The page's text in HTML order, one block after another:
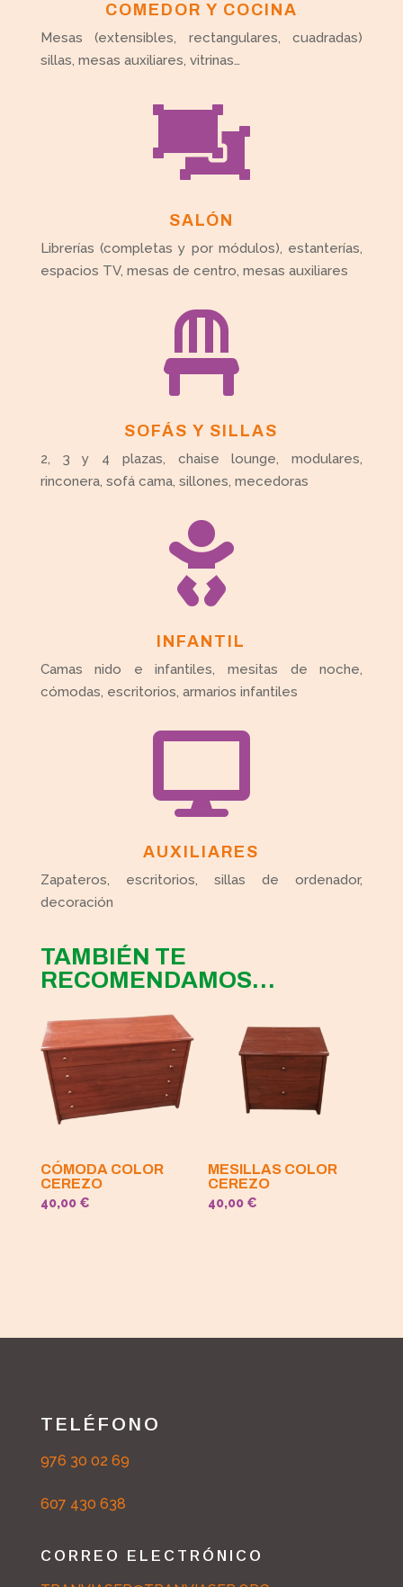
COMEDOR Y COCINA
Mesas (extensibles, rectangulares, cuadradas)
sillas, mesas auxiliares, vitrinas…

SALÓN
Librerías (completas y por módulos), estanterías,
espacios TV, mesas de centro, mesas auxiliares

SOFÁS Y SILLAS
2, 3 y 4 plazas, chaise lounge, modulares,
rinconera, sofá cama, sillones, mecedoras

INFANTIL
Camas nido e infantiles, mesitas de noche,
cómodas, escritorios, armarios infantiles

AUXILIARES
Zapateros, escritorios, sillas de ordenador,
decoración
TAMBIÉN TE
RECOMENDAMOS…
CÓMODA COLOR
CEREZO
40,00 €
MESILLAS COLOR
CEREZO
40,00 €
TELÉFONO
976 30 02 69
607 430 638
CORREO ELECTRÓNICO